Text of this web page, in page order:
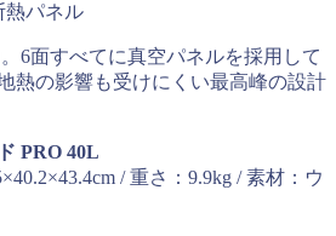
熱パネル
6面すべてに真空パネルを採用して
熱の影響も受けにくい最高峰の設計
PRO 40L
/ 重さ：9.9kg / 素材：ウ